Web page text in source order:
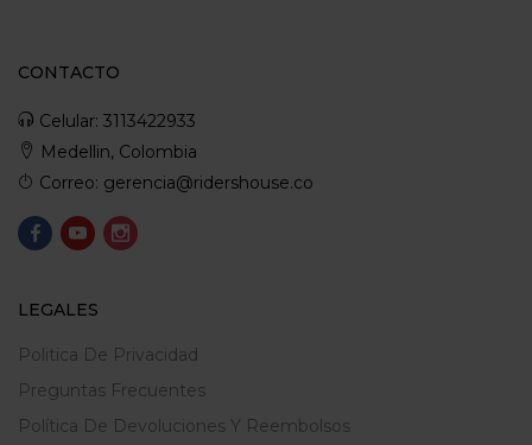
CONTACTO
Celular: 3113422933
Medellin, Colombia
Correo: gerencia@ridershouse.co
LEGALES
Politica De Privacidad
Preguntas Frecuentes
Política De Devoluciones Y Reembolsos